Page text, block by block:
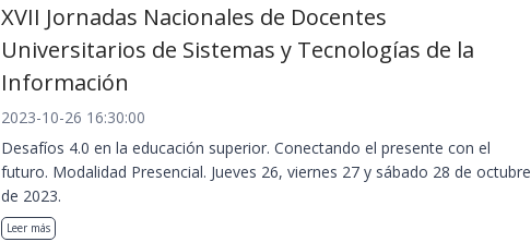
XVII Jornadas Nacionales de Docentes
Universitarios de Sistemas y Tecnologías de la
Información
2023-10-26 16:30:00
Desafíos 4.0 en la educación superior. Conectando el presente con el
futuro. Modalidad Presencial. Jueves 26, viernes 27 y sábado 28 de octubre
de 2023.
Leer más